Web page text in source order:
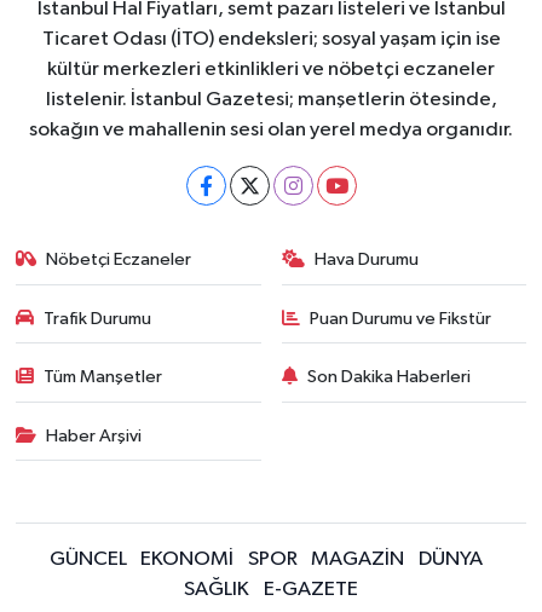
İstanbul Hal Fiyatları, semt pazarı listeleri ve İstanbul
Ticaret Odası (İTO) endeksleri; sosyal yaşam için ise
kültür merkezleri etkinlikleri ve nöbetçi eczaneler
listelenir. İstanbul Gazetesi; manşetlerin ötesinde,
sokağın ve mahallenin sesi olan yerel medya organıdır.
Nöbetçi Eczaneler Hava Durumu
Trafik Durumu Puan Durumu ve Fikstür
Tüm Manşetler Son Dakika Haberleri
Haber Arşivi
GÜNCEL EKONOMİ SPOR MAGAZİN
DÜNYA
SAĞLIK
E-GAZETE